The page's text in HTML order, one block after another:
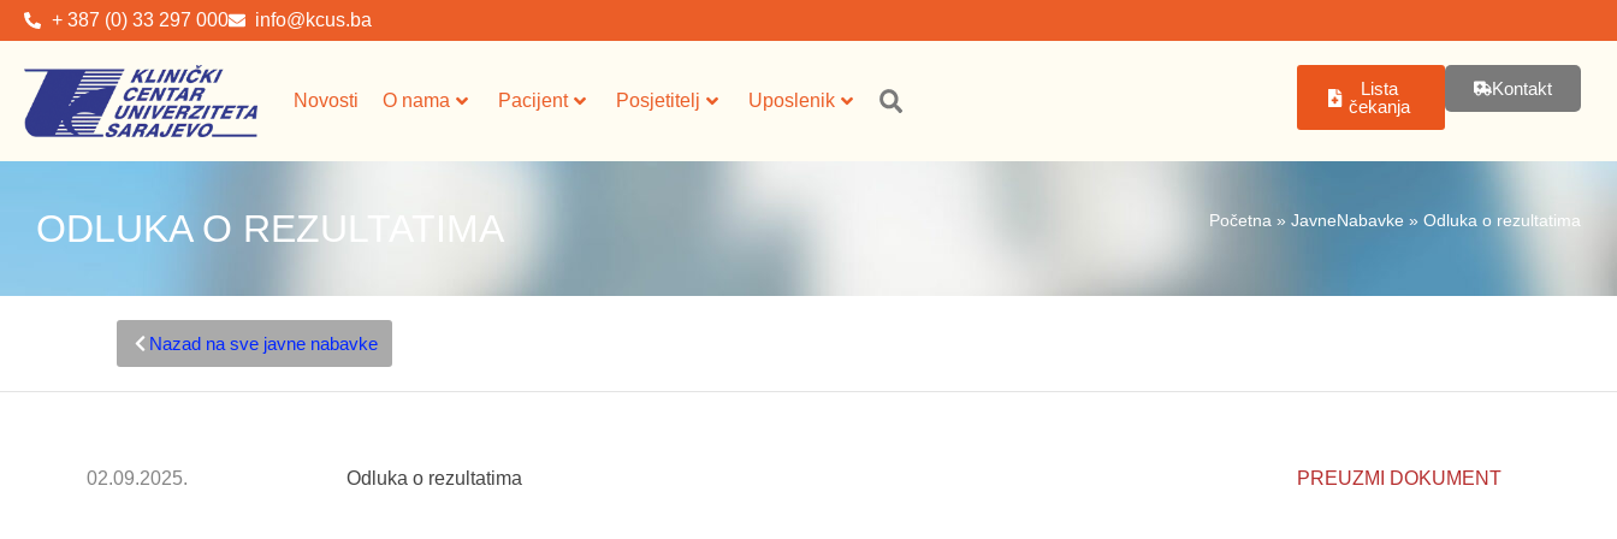
+ 387 (0) 33 297 000 info@kcus.ba
Novosti O nama Pacijent Posjetitelj Uposlenik
Lista
čekanja
Kontakt
ODLUKA O REZULTATIMA Početna» JavneNabavke » Odluka o rezultatima
Nazad na sve javne nabavke
02.09.2025. Odluka o rezultatima PREUZMI DOKUMENT